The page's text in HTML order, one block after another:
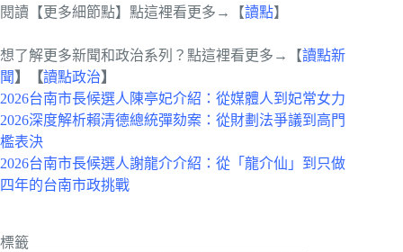
閱讀【更多細節點】點這裡看更多→【讀點】
想了解更多新聞和政治系列？點這裡看更多→【讀點新
聞 】【讀點政治】
2026台南市長候選人陳亭妃介紹：從媒體人到妃常女力
2026深度解析賴清德總統彈劾案：從財劃法爭議到高門
檻表決
2026台南市長候選人謝龍介介紹：從「龍介仙」到只做
四年的台南市政挑戰
標籤